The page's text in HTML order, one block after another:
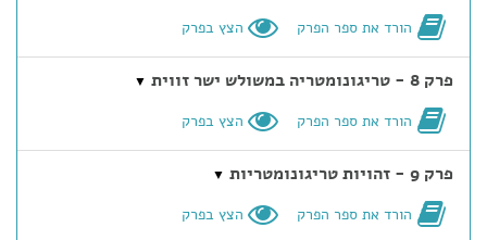
הורד את ספר הפרק הצץ בפרק
פרק 8 - טריגונומטריה במשולש ישר זווית ▼
הורד את ספר הפרק הצץ בפרק
פרק 9 - זהויות טריגונומטריות ▼
הורד את ספר הפרק הצץ בפרק